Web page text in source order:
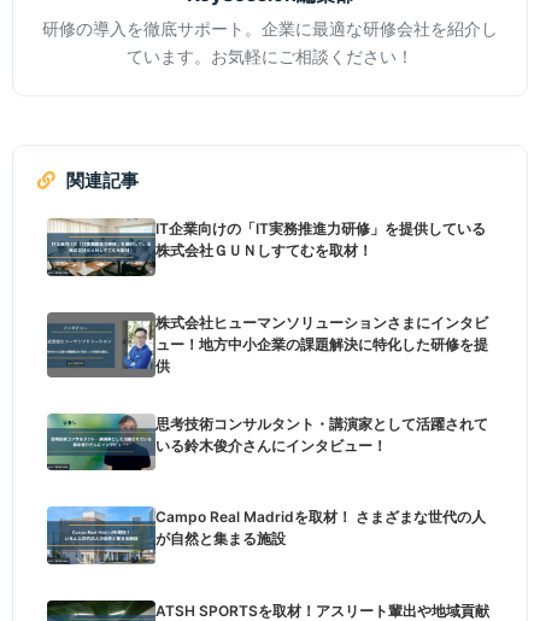
研修の導入を徹底サポート。企業に最適な研修会社を紹介し
ています。お気軽にご相談ください！
関連記事
IT企業向けの「IT実務推進力研修」を提供している
株式会社ＧＵＮしすてむを取材！
株式会社ヒューマンソリューションさまにインタビ
ュー！地方中小企業の課題解決に特化した研修を提
供
思考技術コンサルタント・講演家として活躍されて
いる鈴木俊介さんにインタビュー！
Campo Real Madridを取材！ さまざまな世代の人
が自然と集まる施設
ATSH SPORTSを取材！アスリート輩出や地域貢献